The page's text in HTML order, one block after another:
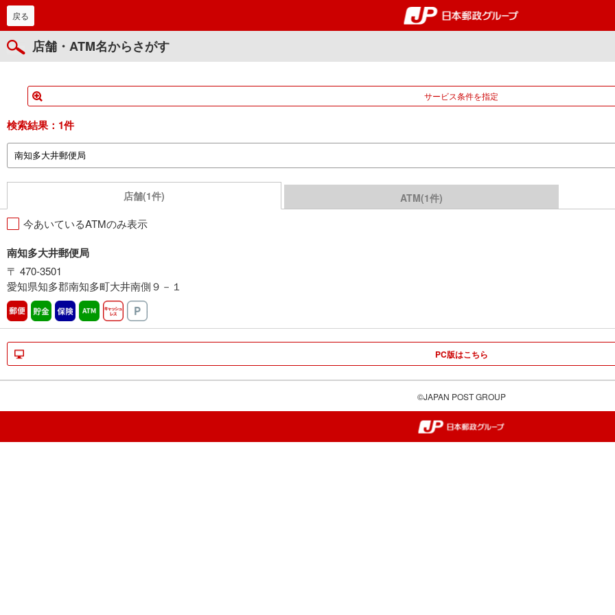
郵便局・日本郵政グループ
戻る
店舗・ATM名からさがす
サービス条件を指定
検索結果： 1件
店舗(1件) ATM(1件)
今あいているATMのみ表示
南知多大井郵便局
〒 470-3501
愛知県知多郡南知多町大井南側９－１
郵便 貯金 保険 ATM営業中キャッシュレス
PC版はこちら
©JAPAN POST GROUP